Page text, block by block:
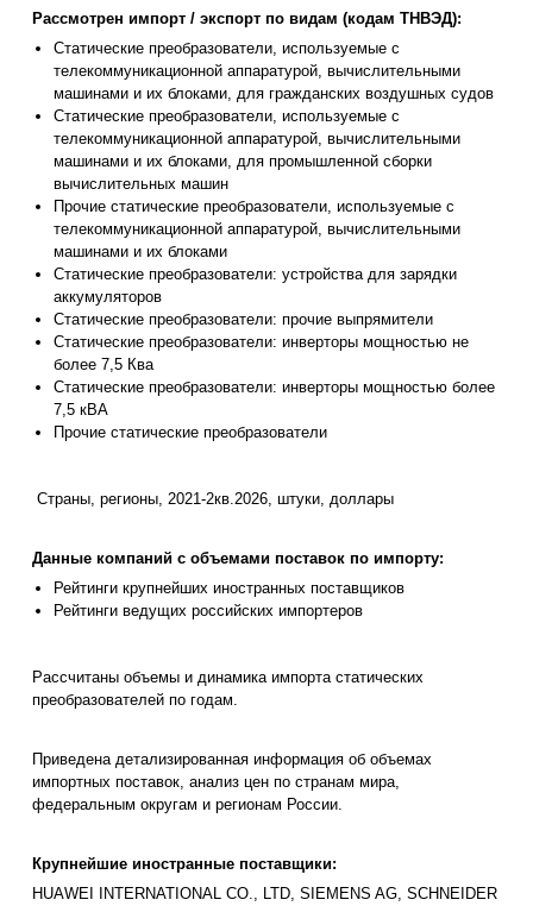
Рассмотрен импорт / экспорт по видам (кодам ТНВЭД):
Статические преобразователи, используемые с
телекоммуникационной аппаратурой, вычислительными
машинами и их блоками, для гражданских воздушных судов
Статические преобразователи, используемые с
телекоммуникационной аппаратурой, вычислительными
машинами и их блоками, для промышленной сборки
вычислительных машин
Прочие статические преобразователи, используемые с
телекоммуникационной аппаратурой, вычислительными
машинами и их блоками
Статические преобразователи: устройства для зарядки
аккумуляторов
Статические преобразователи: прочие выпрямители
Статические преобразователи: инверторы мощностью не
более 7,5 Ква
Статические преобразователи: инверторы мощностью более
7,5 кВА
Прочие статические преобразователи
Страны, регионы, 2021-2кв.2026, штуки, доллары
Данные компаний с объемами поставок по импорту:
Рейтинги крупнейших иностранных поставщиков
Рейтинги ведущих российских импортеров
Рассчитаны объемы и динамика импорта статических
преобразователей по годам.
Приведена детализированная информация об объемах
импортных поставок, анализ цен по странам мира,
федеральным округам и регионам России.
Крупнейшие иностранные поставщики:
HUAWEI INTERNATIONAL CO., LTD, SIEMENS AG, SCHNEIDER